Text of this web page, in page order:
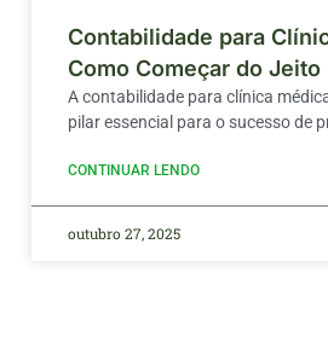
Contabilidade para
Como Começar do Jeito
A contabilidade para clínica
pilar essencial para o sucesso de
CONTINUAR LENDO
outubro 27, 2025